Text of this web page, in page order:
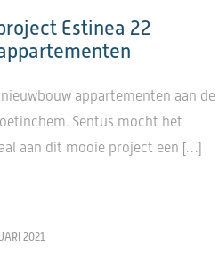
Estinea 22
appartementen aan de
Sentus mocht het
aan dit mooie project een […]
2021